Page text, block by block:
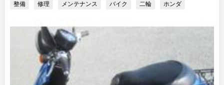
整備 修理 メンテナンス バイク 二輪 ホンダ